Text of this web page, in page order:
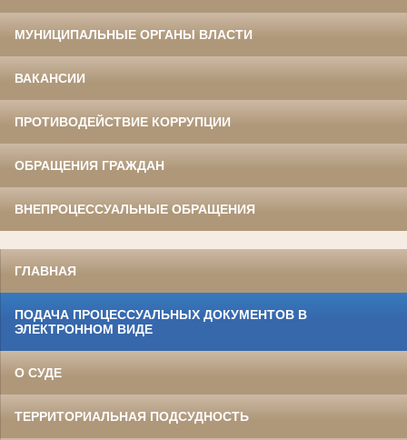
МУНИЦИПАЛЬНЫЕ ОРГАНЫ ВЛАСТИ
ВАКАНСИИ
ПРОТИВОДЕЙСТВИЕ КОРРУПЦИИ
ОБРАЩЕНИЯ ГРАЖДАН
ВНЕПРОЦЕССУАЛЬНЫЕ ОБРАЩЕНИЯ
ГЛАВНАЯ
ПОДАЧА ПРОЦЕССУАЛЬНЫХ ДОКУМЕНТОВ В
ЭЛЕКТРОННОМ ВИДЕ
О СУДЕ
ТЕРРИТОРИАЛЬНАЯ ПОДСУДНОСТЬ